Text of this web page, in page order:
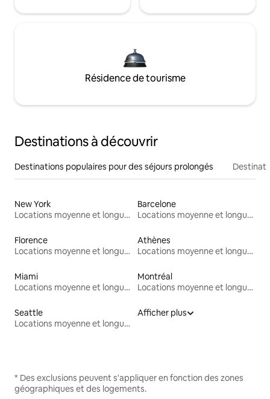
Résidence de tourisme
Destinations à découvrir
Destinations populaires pour des séjours prolongés
New York
Locations moyenne et longue durée
Barcelone
Locations moyenne et longue durée
Florence
Locations moyenne et longue durée
Athènes
Locations moyenne et longue durée
Miami
Locations moyenne et longue durée
Montréal
Locations moyenne et longue durée
Seattle
Locations moyenne et longue durée
Afficher plus
* Des exclusions peuvent s'appliquer en fonction des zones
géographiques et des logements.